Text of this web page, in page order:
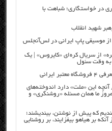
در خواستگاری؛ شباهت با
از موسیقی پاپ ایرانی در لس‌آنجلس
از سریال کره‌ای «کایروس» | یک
به وقت سئول
ایرانی
این «ملت» دارد اندوخته‌های
ما همان مسئله «روشنگری» و
که پیش از نوشتن، بیندیشند؛
بر هیاهو بیفزایند، بر روشنایی